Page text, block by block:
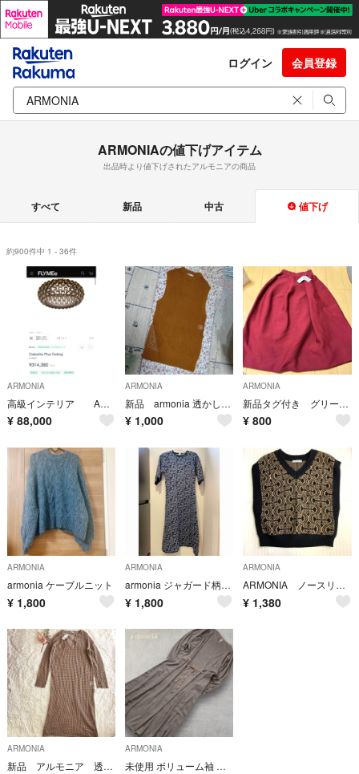
ログイン 会員登録
ARMONIAの値下げアイテム
出品時より値下げされたアルモニアの商品
すべて 新品 中古 値下げ
約900件中 1 - 36件
ARMONIA
高級インテリア ACTUS 照明 バーニーズニューヨーク
¥ 88,000
ARMONIA
新品 armonia 透かし編みロングジレ
¥ 1,000
ARMONIA
新品タグ付き グリーンパークス armonia バルーンニットスカート
¥ 800
ARMONIA
armonia ケーブルニット
¥ 1,800
ARMONIA
armonia ジャガード柄ワンピース ニットワンピース
¥ 1,800
ARMONIA
ARMONIA ノースリーブ ニットベスト Vネック 60531501
¥ 1,380
ARMONIA
新品 アルモニア 透かし編みニットワンピース 左スリットベージュ ブラウン F
ARMONIA
未使用 ボリューム袖 ロングワンピース ウエストリボン きれいめ ゆったり